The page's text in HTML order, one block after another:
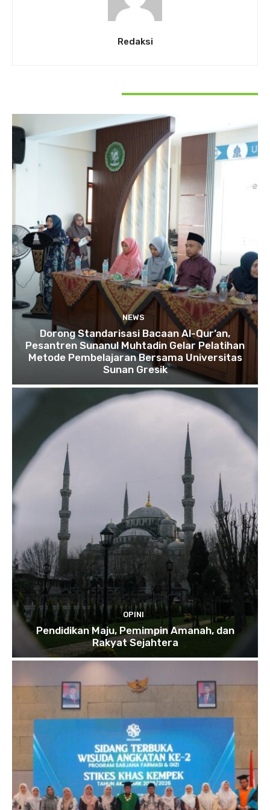
Redaksi
NEWS
Dorong Standarisasi Bacaan Al-Qur’an,
Pesantren Sunanul Muhtadin Gelar Pelatihan
Metode Pembelajaran Bersama Universitas
Sunan Gresik
OPINI
Pendidikan Maju, Pemimpin Amanah, dan
Rakyat Sejahtera